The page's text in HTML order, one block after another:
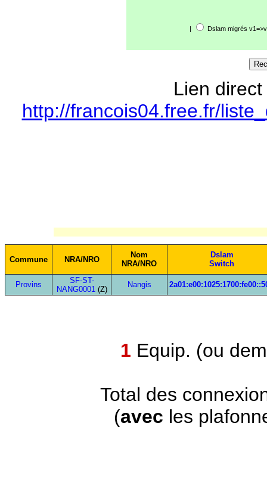
| Dslam migrés
Lien
http://francois04.free.fr/
Commune NRA/NRO
Nom
NRA/NRO
Dslam
Switch
Provins
SF-ST-
NANG0001(Z)
Nangis
1 Equip. (ou
Total des
(avec les